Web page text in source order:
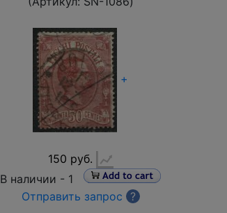
+
150 руб.
В наличии - 1
Отправить запрос
?